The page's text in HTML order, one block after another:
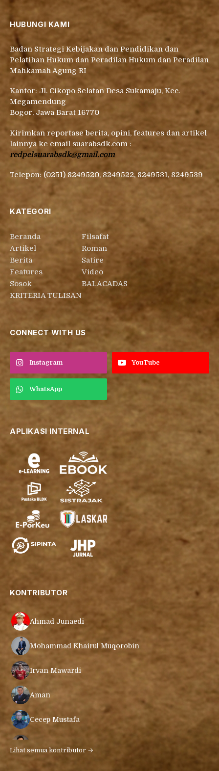
HUBUNGI KAMI
Badan Strategi Kebijakan dan Pendidikan dan
Pelatihan Hukum dan Peradilan Hukum dan Peradilan
Mahkamah Agung RI
Kantor: Jl. Cikopo Selatan Desa Sukamaju, Kec.
Megamendung
Bogor, Jawa Barat 16770
Kirimkan reportase berita, opini, features dan artikel
lainnya ke email suarabsdk.com :
redpelsuarabsdk@gmail.com
Telepon: (0251) 8249520, 8249522, 8249531, 8249539
KATEGORI
Beranda
Artikel
Berita
Features
Sosok
KRITERIA TULISAN
Filsafat
Roman
Satire
Video
BALACADAS
CONNECT WITH US
Instagram YouTube
WhatsApp
APLIKASI INTERNAL
KONTRIBUTOR
Ahmad Junaedi
Mohammad Khairul Muqorobin
Irvan Mawardi
Aman
Cecep Mustafa
Ari Gunawan
Lihat semua kontributor →